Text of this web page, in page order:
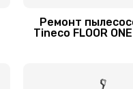
Ремонт
Tineco FLOOR